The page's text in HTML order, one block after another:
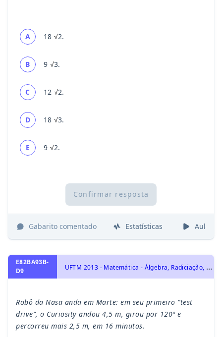
A 18 √2.
B 9 √3.
C 12 √2.
D 18 √3.
E 9 √2.
Confirmar resposta
Gabarito comentado Estatísticas Aulas
E82BA93B-
D9
U
FTM 2013 - Matemática - Álgebra, Radiciação, Geometria Plana, Triângulos
Robô da Nasa anda em Marte: em seu primeiro “test
drive”, o Curiosity andou 4,5 m, girou por 120º e
percorreu mais 2,5 m, em 16 minutos.